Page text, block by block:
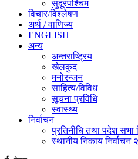
सुदूरपश्चिम
विचार/विश्‍लेषण
अर्थ / वाणिज्य
ENGLISH
अन्य
अन्तराष्ट्रिय
खेलकुद
मनोरन्जन
साहित्य/विविध
सूचना प्रविधि
स्वास्थ्य
निर्वाचन
प्रतिनीधि तथा पदेश सभा
स्थानीय निकाय निर्वाचन